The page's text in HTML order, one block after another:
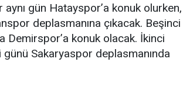
gün Hatayspor’a konuk olurken,
deplasmanına çıkacak. Beşinci
Demirspor’a konuk olacak. İkinci
Sakaryaspor deplasmanında